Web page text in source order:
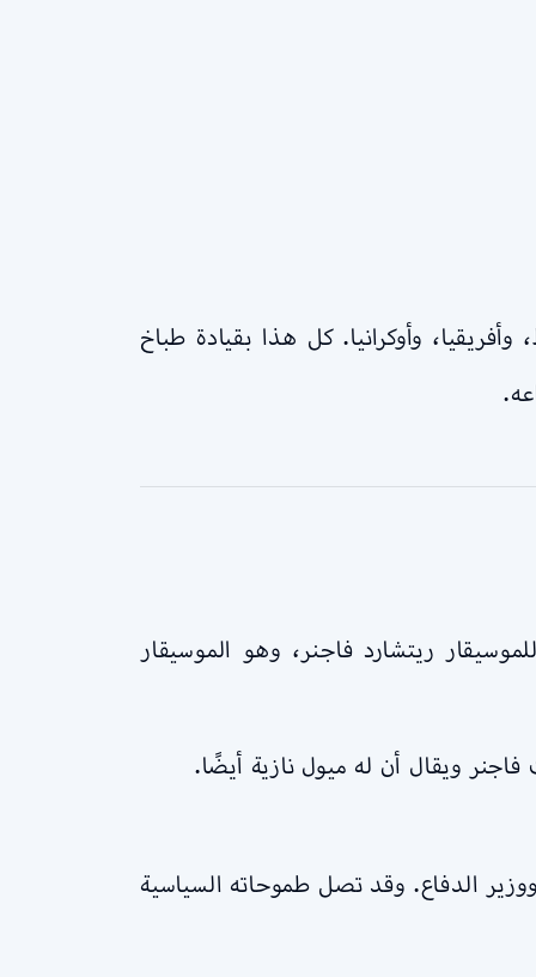
وأوكرانيا. كل هذا بقيادة طباخ
ريتشارد فاجنر، وهو الموسيقار
فاجنر ويقال أن له ميول نازية أيضًا.
الدفاع. وقد تصل طموحاته السياسية